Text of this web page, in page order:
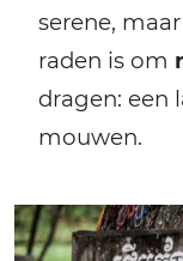
serene,
raden is om
dragen: een
mouwen.